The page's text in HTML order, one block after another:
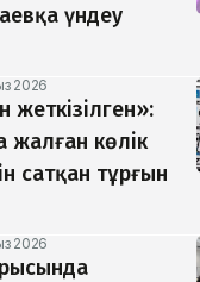
үндеу
2026
жеткізілген»:
жалған көлік
сатқан тұрғын
2026